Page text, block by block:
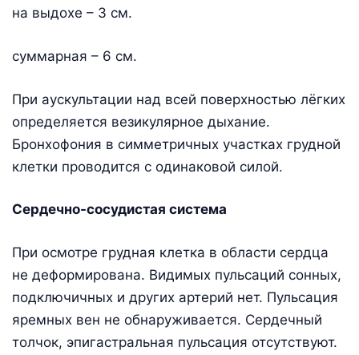
на выдохе – 3 см.
суммарная – 6 см.
При аускультации над всей поверхностью лёгких
определяется везикулярное дыхание.
Бронхофония в симметричных участках грудной
клетки проводится с одинаковой силой.
Сердечно-сосудистая система
При осмотре грудная клетка в области сердца
не деформирована. Видимых пульсаций сонных,
подключичных и других артерий нет. Пульсация
яремных вен не обнаруживается. Сердечный
толчок, эпигастральная пульсация отсутствуют.